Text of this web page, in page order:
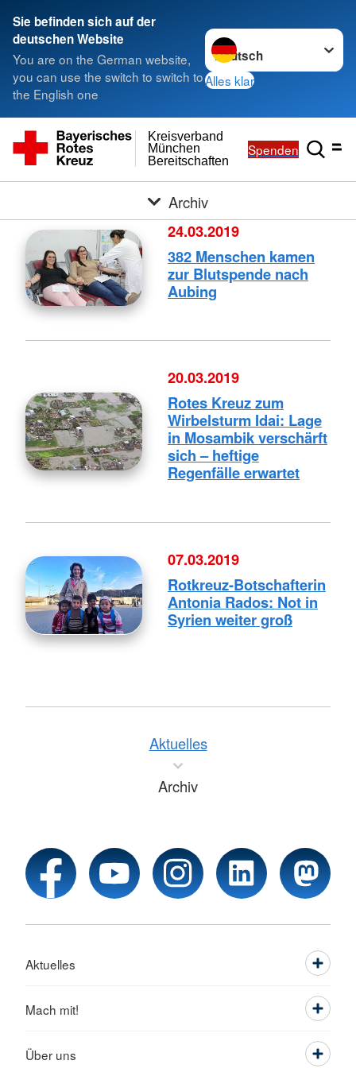
Sie befinden sich auf der
deutschen Website
You are on the German website,
you can use the switch to switch to
the English one
Sprache wechseln zu
Alles klar
Bereitschaften
München
Kreisverband
Spenden
Archiv
24.03.2019
382 Menschen kamen
zur Blutspende nach
Aubing
20.03.2019
Rotes Kreuz zum
Wirbelsturm Idai: Lage
in Mosambik verschärft
sich – heftige
Regenfälle erwartet
07.03.2019
Rotkreuz-Botschafterin
Antonia Rados: Not in
Syrien weiter groß
Aktuelles
Archiv
Aktuelles
Mach mit!
Über uns